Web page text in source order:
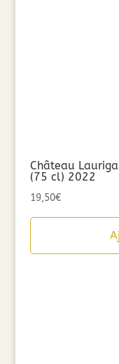
Château
(75 cl) 2022
19,50€